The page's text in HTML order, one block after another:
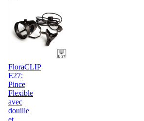
FloraCLIP
E27:
Pince
Flexible
avec
douille
et…